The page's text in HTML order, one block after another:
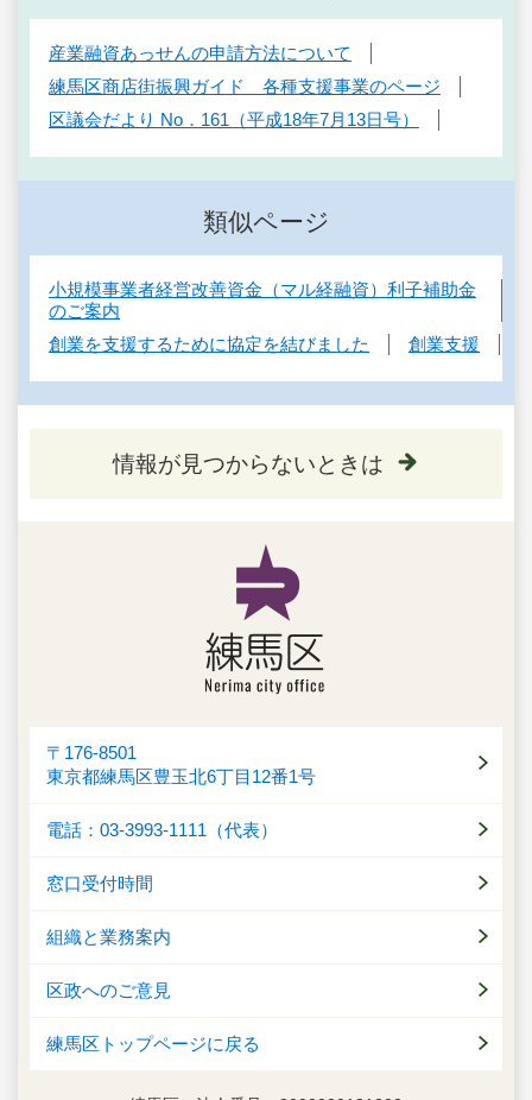
産業融資あっせんの申請方法について
練馬区商店街振興ガイド 各種支援事業のページ
区議会だより No．161（平成18年7月13日号）
類似ページ
小規模事業者経営改善資金（マル経融資）利子補助金
のご案内
創業を支援するために協定を結びました
創業支援
情報が見つからないときは
〒176-8501
東京都練馬区豊玉北6丁目12番1号
電話：03-3993-1111（代表）
窓口受付時間
組織と業務案内
区政へのご意見
練馬区トップページに戻る